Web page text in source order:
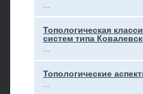
…
Топологическая
систем типа
…
Топологические
…